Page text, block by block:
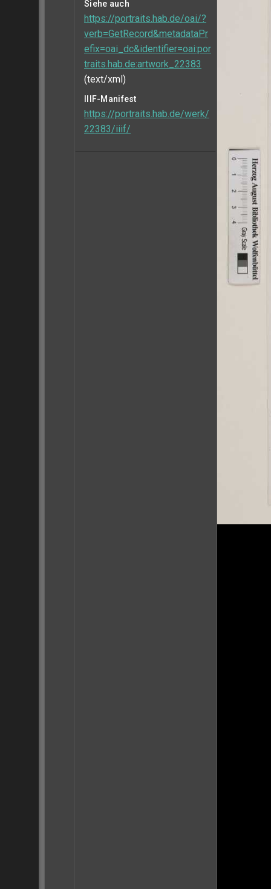
Siehe auch
https://portraits.hab.de/oai/?
verb=GetRecord&metadataPr
efix=oai_dc&identifier=oai:por
traits.hab.de:artwork_22383
(text/xml)
IIIF-Manifest
https://portraits.hab.de/werk/
22383/iiif/